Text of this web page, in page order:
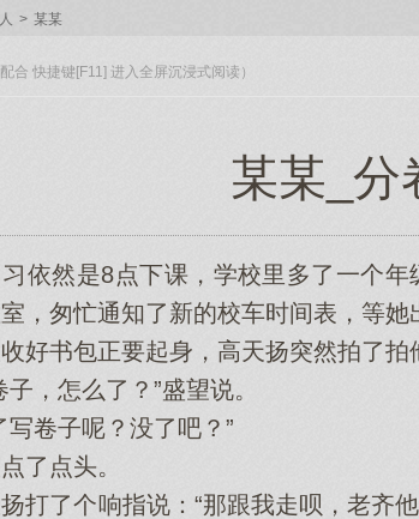
> 某某
配合 快捷键[F11] 进入全屏沉浸式阅读）
某某_分
然是8点下课，学校里多了一个年
，匆忙通知了新的校车时间表，等
书包正要起身，高天扬突然拍了拍
，怎么了？”盛望说。
卷子呢？没了吧？”
点头。
了个响指说：“那跟我走呗，老齐